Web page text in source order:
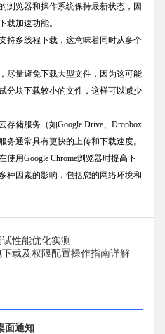
浏览器和操作系统保持最新状态，因
载加速功能。
持多线程下载，这意味着同时从多个
尽量避免下载大型文件，因为这可能
分块下载较小的文件，这样可以减少
存储服务（如Google Drive、Dropbox
通常具有更快的上传和下载速度。
用Google Chrome浏览器时提高下
种因素的影响，包括您的网络环境和
试性能优化实测
载及权限配置操作指南详解
面通知